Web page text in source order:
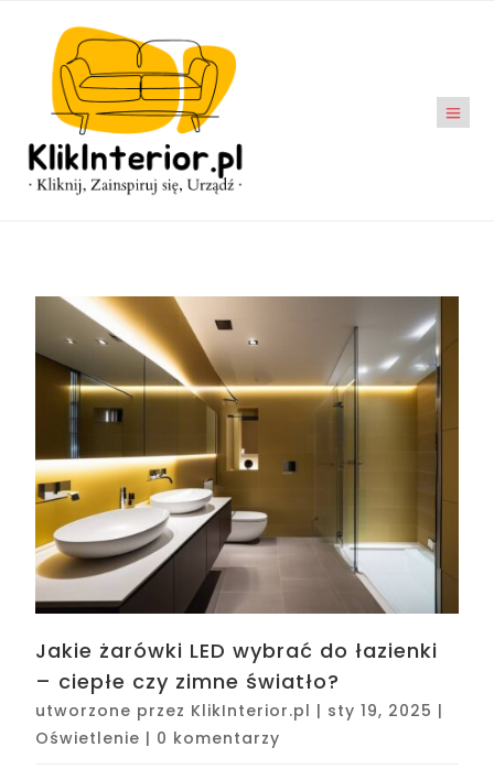
Jakie żarówki LED wybrać do łazienki
– ciepłe czy zimne światło?
utworzone przez KlikInterior.pl | sty 19, 2025 |
Oświetlenie | 0 komentarzy